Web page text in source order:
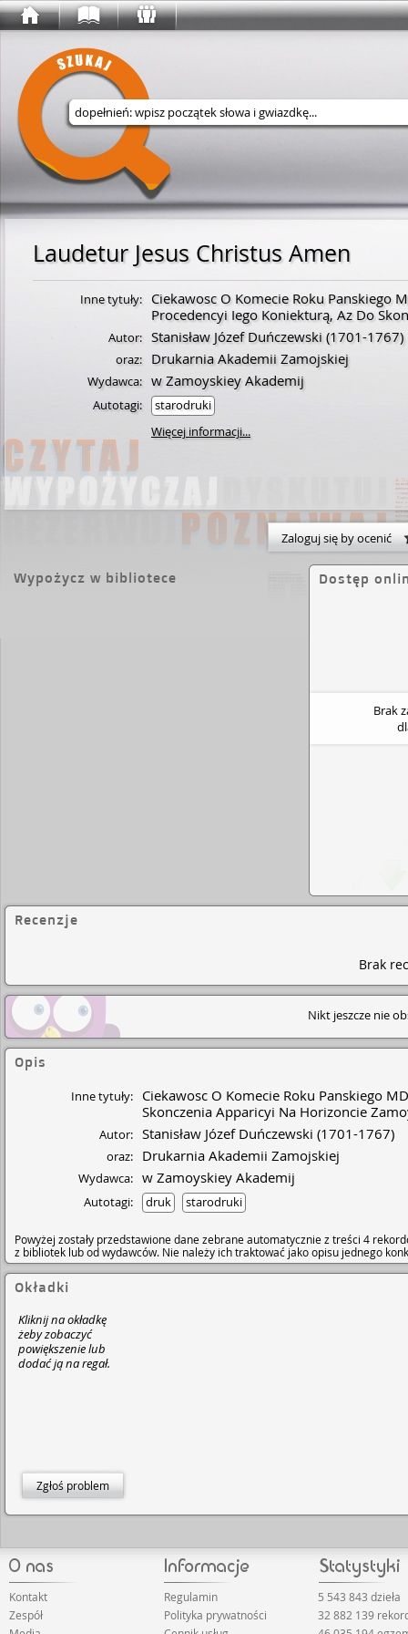
Wyszukaj w serwisie
Laudetur Jesus Christus Amen
Inne tytuły:
Ciekawosc O Komecie Roku Panskiego
Procedencyi Iego Koniekturą, Az Do
Autor: Stanisław Józef Duńczewski (1701-1767)
oraz: Drukarnia Akademii Zamojskiej
Wydawca: w Zamoyskiey Akademij
Autotagi:
starodruki
Więcej informacji...
Zaloguj się by ocenić
Wypożycz w bibliotece Dostęp
Brak
Recenzje
Brak
Nikt jeszcze nie
Opis
Inne tytuły:
Ciekawosc O Komecie Roku Panskiego
Skonczenia Apparicyi Na Horizoncie
Autor: Stanisław Józef Duńczewski (1701-1767)
oraz: Drukarnia Akademii Zamojskiej
Wydawca: w Zamoyskiey Akademij
Autotagi: druk starodruki
Powyżej zostały przedstawione dane zebrane automatycznie z treści 4
z bibliotek lub od wydawców. Nie należy ich traktować jako opisu jednego
Okładki
Kliknij na okładkę
żeby zobaczyć
powiększenie lub
dodać ją na regał.
Zgłoś problem
Kontakt
Zespół
Regulamin
Polityka prywatności
5 543 843 dzieła
32 882 139